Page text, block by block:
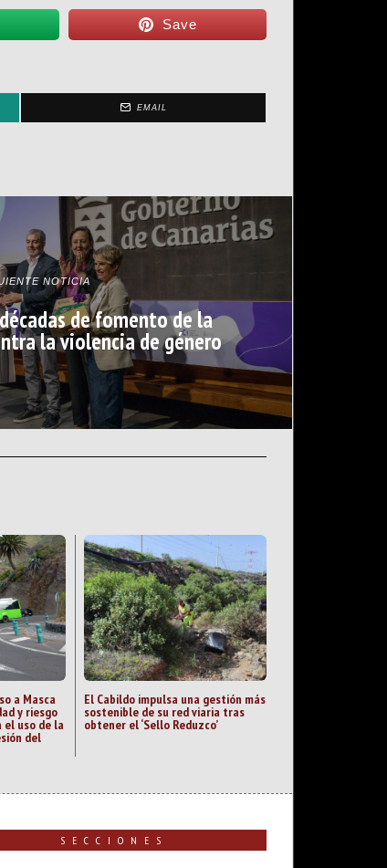
Save
EMAIL
NOTICIA
de fomento de la
la violencia de género
a Masca
y riesgo
uso de la
del
El Cabildo impulsa una gestión más
sostenible de su red viaria tras
obtener el ‘Sello Reduzco’
SECCIONES